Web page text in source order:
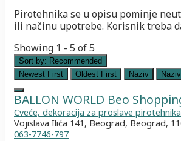
Pirotehnika se u opisu pominje
ili načinu upotrebe. Korisnik treba
Showing 1 - 5 of 5
Sort by: Recommended
Newest First
Oldest First Naziv
BALLON WORLD Beo
Cveće, dekoracija za proslave pirotehnika
Vojislava Ilića 141, Beograd, Beograd,
063-7746-797